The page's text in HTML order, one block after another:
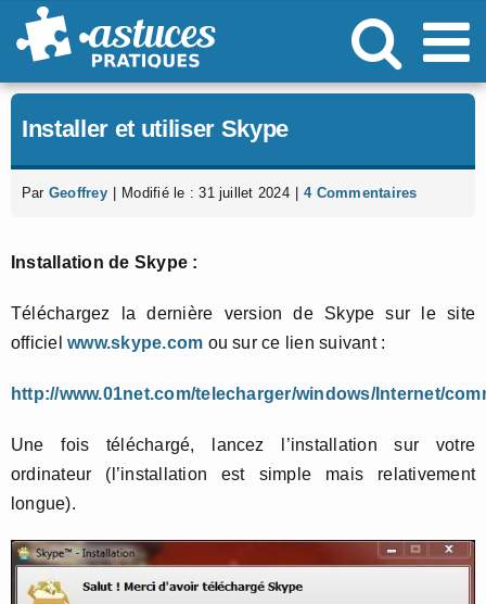
Passer
au
Installer et utiliser Skype
Par Geoffrey Modifié le : 31 juillet 2024 4 Commentaires
Installation de Skype :
Téléchargez la dernière version de Skype sur le site
officielwww.skype.com ou sur ce lien suivant :
http://www.01net.com/telecharger/windows/Internet/
Une fois téléchargé, lancez l’installation sur votre
ordinateur (l’installation est simple mais relativement
longue).